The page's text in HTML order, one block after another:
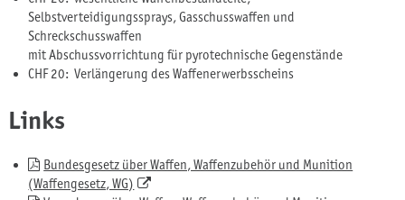
Selbstverteidigungssprays, Gasschusswaffen und
Schreckschusswaffen
mit Abschussvorrichtung für pyrotechnische Gegenstände
CHF 20: Verlängerung des Waffenerwerbsscheins
Links
Bundesgesetz über Waffen, Waffenzubehör und Munition
(Waffengesetz, WG)